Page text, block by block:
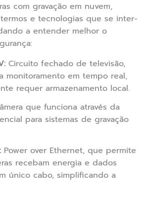
com gravação em nuvem,
e tecnologias que se inter-
a entender melhor o
Circuito fechado de televisão,
monitoramento em tempo real,
requer armazenamento local.
que funciona através da
para sistemas de gravação
Power over Ethernet, que permite
recebam energia e dados
único cabo, simplificando a